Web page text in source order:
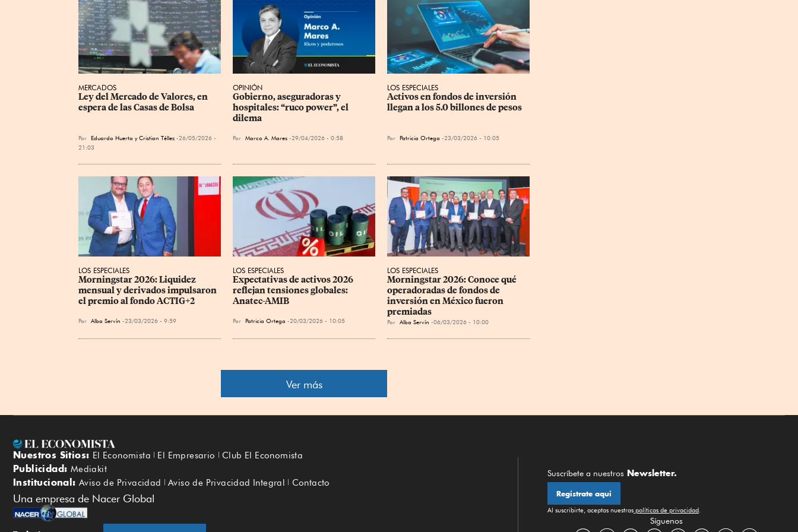
MERCADOS
Ley del Mercado de Valores, en
espera de las Casas de Bolsa
Por Eduardo Huerta yCristian Téllez 26/05/2026 -
21:03
OPINIÓN
Gobierno, aseguradoras y
hospitales: “ruco power”, el
dilema
Por Marco A. Mares 29/04/2026 - 0:58
LOS ESPECIALES
Activos en fondos de inversión
llegan a los 5.0 billones de pesos
Por Patricia Ortega 23/03/2026 - 10:05
LOS ESPECIALES
Morningstar 2026: Liquidez
mensual y derivados impulsaron
el premio al fondo ACTIG+2
Por Alba Servín 23/03/2026 - 9:59
LOS ESPECIALES
Expectativas de activos 2026
reflejan tensiones globales:
Anatec-AMIB
Por Patricia Ortega 20/03/2026 - 10:05
LOS ESPECIALES
Morningstar 2026: Conoce qué
operadoradas de fondos de
inversión en México fueron
premiadas
Por Alba Servín 06/03/2026 - 10:00
Ver más
Nuestros Sitios: El Economista El Empresario Club El Economista
Publicidad: Mediakit
Institucional: Aviso de Privacidad Aviso de Privacidad Integral Contacto
Una empresa de Nacer Global
Suscríbete a nuestros Newsletter.
Regístrate aquí
Al suscribirte, aceptas nuestras políticas de privacidad
Síguenos